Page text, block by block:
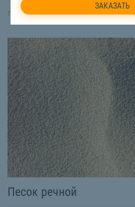
подробнее
Песок речной